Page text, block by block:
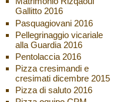
Gallitto 2016
Pasquagiovani 2016
Pellegrinaggio vicariale
alla Guardia 2016
Pentolaccia 2016
Pizza cresimandi e
cresimati dicembre 2015
Pizza di saluto 2016